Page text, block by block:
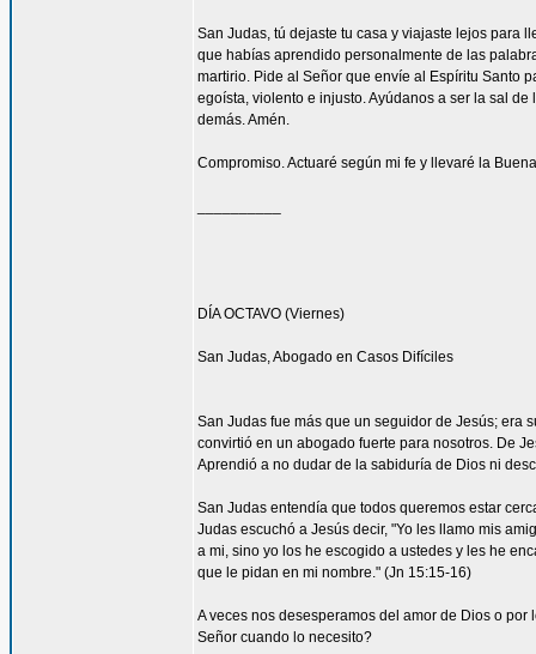
San Judas, tú dejaste tu casa y viajaste lejos para
que habías aprendido personalmente de las
martirio. Pide al Señor que envíe al Espíritu Santo
egoísta, violento e injusto. Ayúdanos a ser la sal
demás. Amén.
Compromiso. Actuaré según mi fe y llevaré la
DÍA OCTAVO (Viernes)
San Judas, Abogado en Casos Difíciles
San Judas fue más que un seguidor de Jesús; era
convirtió en un abogado fuerte para nosotros. De
Aprendió a no dudar de la sabiduría de Dios ni
San Judas entendía que todos queremos estar
Judas escuchó a Jesús decir, "Yo les llamo mis
a mi, sino yo los he escogido a ustedes y les he
que le pidan en mi nombre." (Jn 15:15-16)
A veces nos desesperamos del amor de Dios o
Señor cuando lo necesito?